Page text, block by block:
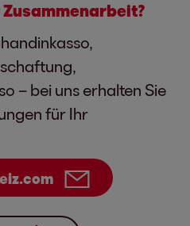
Zusammenarbeit?
– bei uns erhalten Sie
für Ihr